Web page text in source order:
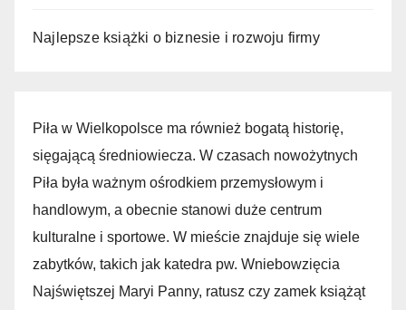
Najlepsze książki o biznesie i rozwoju firmy
Piła w Wielkopolsce ma również bogatą historię,
sięgającą średniowiecza. W czasach nowożytnych
Piła była ważnym ośrodkiem przemysłowym i
handlowym, a obecnie stanowi duże centrum
kulturalne i sportowe. W mieście znajduje się wiele
zabytków, takich jak katedra pw. Wniebowzięcia
Najświętszej Maryi Panny, ratusz czy zamek książąt